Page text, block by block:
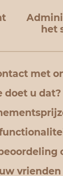
het
met
doet u dat?